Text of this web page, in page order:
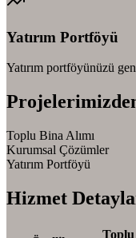
Yatırım Portföyü
Yatırım portföyünüzü
Toplu Bina Alımı
Kurumsal Çözümler
Yatırım Portföyü
Hizmet